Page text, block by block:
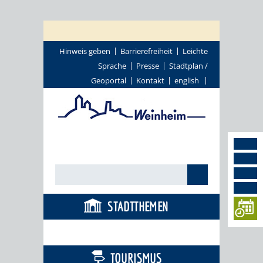
Hinweis geben Barrierefreiheit
Leichte
Sprache
Presse
Stadtplan /
Geoportal
Kontakt english
STADTTHEMEN
TOURISMUS